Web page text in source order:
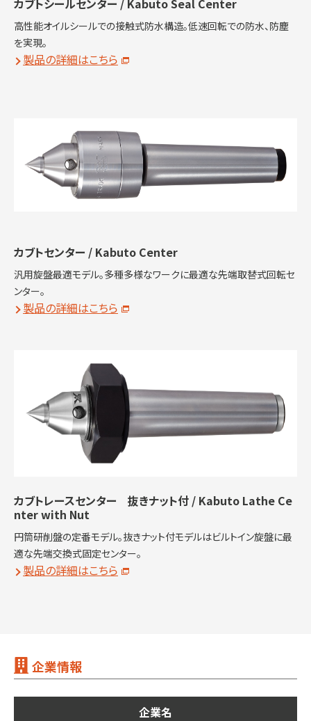
カブトシールセンター / Kabuto Seal Center
高性能オイルシールでの接触式防水構造。低速回転での防水、防塵
を実現。
製品の詳細はこちら
カブトセンター / Kabuto Center
汎用旋盤最適モデル。多種多様なワークに最適な先端取替式回転セ
ンター。
製品の詳細はこちら
カブトレースセンター 抜きナット付 / Kabuto Lathe Ce
nter with Nut
円筒研削盤の定番モデル。抜きナット付モデルはビルトイン旋盤に最
適な先端交換式固定センター。
製品の詳細はこちら
企業情報
企業名